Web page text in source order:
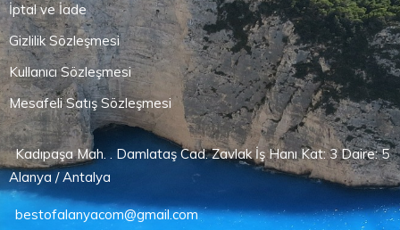
İptal ve İade
Gizlilik Sözleşmesi
Kullanıcı Sözleşmesi
Mesafeli Satış Sözleşmesi
Kadıpaşa Mah. . Damlataş Cad. Zavlak İş Hanı Kat: 3 Daire: 5
Alanya / Antalya
bestofalanyacom@gmail.com